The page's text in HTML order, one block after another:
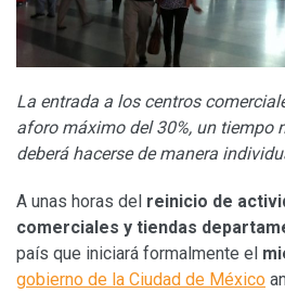
La entrada a los centros
aforo máximo del 30%, un tiempo
deberá hacerse de manera
A unas horas del reinicio de
comerciales y tiendas
país que iniciará formalmente el
gobierno de la Ciudad de México